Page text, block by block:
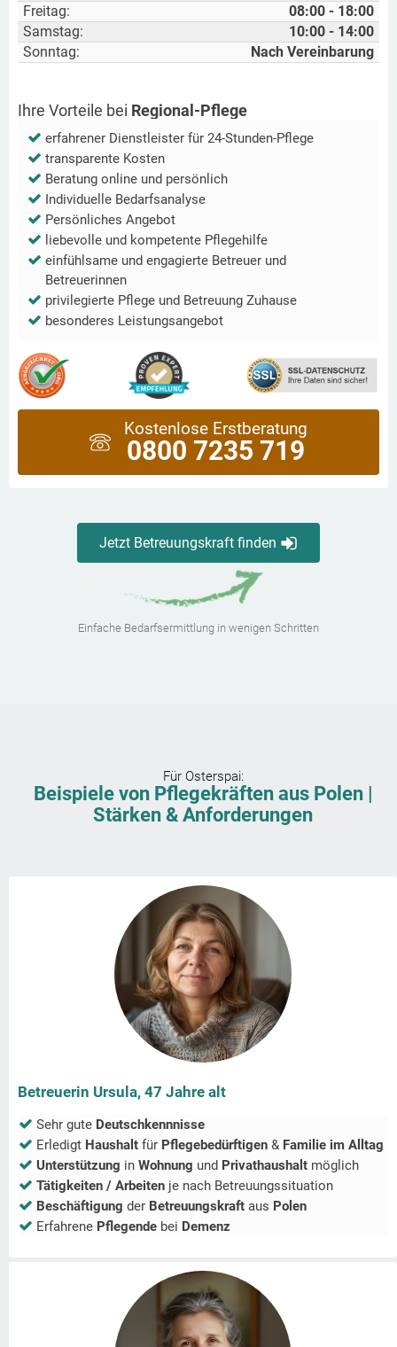
Freitag:
08:00 - 18:00
Samstag:
10:00 - 14:00
Sonntag:
Nach Vereinbarung
Ihre Vorteile bei Regional-Pflege
erfahrener Dienstleister für 24-Stunden-Pflege
transparente Kosten
Beratung online und persönlich
Individuelle Bedarfsanalyse
Persönliches Angebot
liebevolle und kompetente Pflegehilfe
einfühlsame und engagierte Betreuer und
Betreuerinnen
privilegierte Pflege und Betreuung Zuhause
besonderes Leistungsangebot
Kostenlose Erstberatung
0800 7235 719
Jetzt Betreuungskraft finden
Einfache Bedarfsermittlung in wenigen Schritten
Für Osterspai:
Beispiele von Pflegekräften aus Polen |
Stärken & Anforderungen
Betreuerin Ursula, 47 Jahre alt
Sehr gute Deutschkennnisse
Erledigt Haushalt für Pflegebedürftigen & Familie im Alltag
Unterstützung in Wohnung und Privathaushalt möglich
Tätigkeiten / Arbeiten je nach Betreuungssituation
Beschäftigung der Betreuungskraft aus Polen
Erfahrene Pflegende bei Demenz